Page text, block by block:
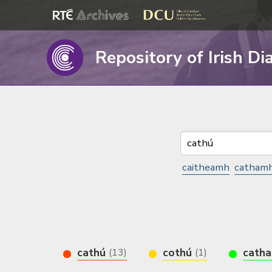
Repository of Irish
caitheamh
cathú (13) cothú (1)